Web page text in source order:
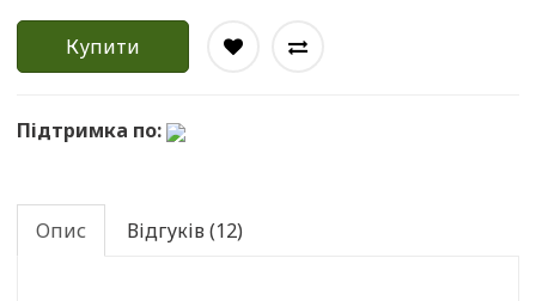
Купити
Підтримка по:
Опис Відгуків (12)